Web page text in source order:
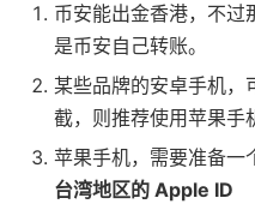
币安能出金香港，不
是币安自己转账。
某些品牌的安卓手机，
截，则推荐使用苹果手
苹果手机，需要准备一
台湾地区的 Apple ID